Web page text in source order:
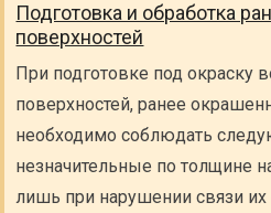
Подготовка и обработка
поверхностей
При подготовке под окраску
поверхностей, ранее
необходимо соблюдать
незначительные по толщине
лишь при нарушении связи